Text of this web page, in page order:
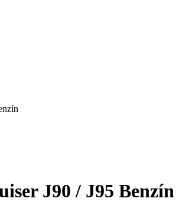
J90 / J95 Benzín